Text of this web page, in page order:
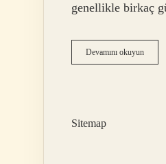
genellikle birkaç
Devamını okuyunBalık
Sitemap